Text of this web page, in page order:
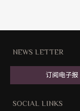
NEWS LETTER
订阅电子报
SOCIAL LINKS